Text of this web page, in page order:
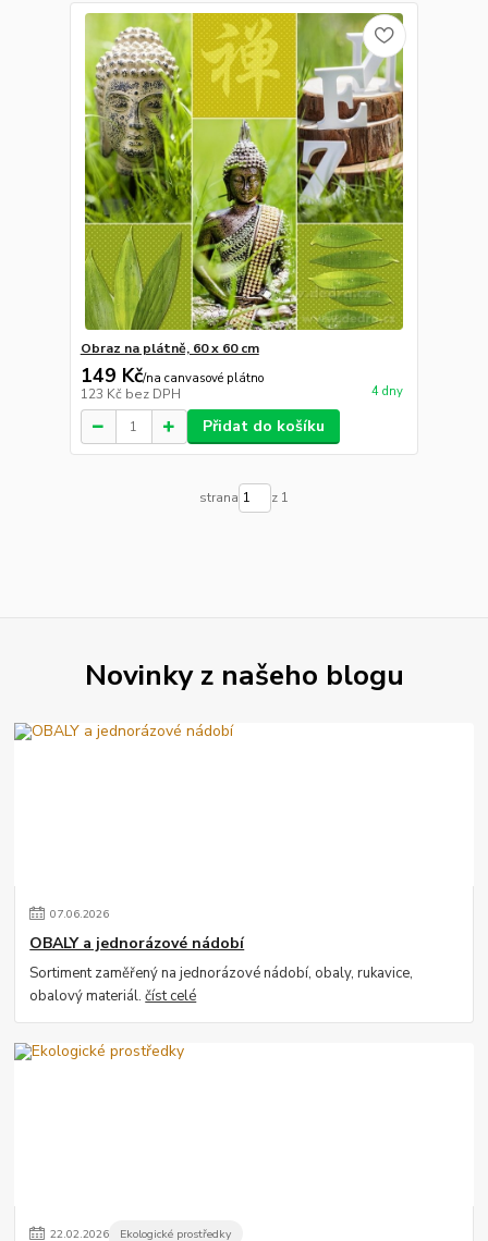
Obraz na plátně, 60 x 60 cm
149 Kč/na canvasové plátno
123 Kč bez DPH 4 dny
Přidat do košíku
strana z 1
Novinky z našeho blogu
07.06.2026
OBALY a jednorázové nádobí
Sortiment zaměřený na jednorázové nádobí, obaly, rukavice,
obalový materiál.číst celé
22.02.2026 Ekologické prostředky